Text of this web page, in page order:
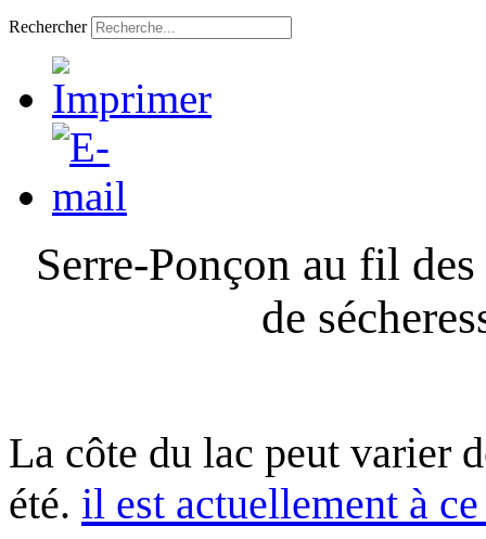
Rechercher
Serre-Ponçon au fil
de
La côte du lac peut varier
été. il est actuellement à